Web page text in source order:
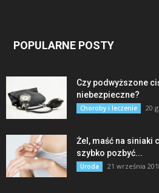
POPULARNE POSTY
Czy podwyższone
niebezpieczne?
Choroby i leczenie 20
Żel, maść na siniaki
szybko pozbyć...
Uroda 21 września